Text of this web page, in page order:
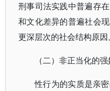
刑事司法实践中普遍存
和文化差异的普遍社会
更深层次的社会结构原因。
（二）非正当化的
性行为的实质是亲